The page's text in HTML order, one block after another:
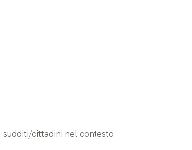
sudditi/cittadini nel contesto